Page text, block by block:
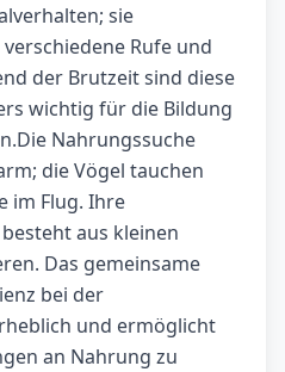
sie
Rufe und
der Brutzeit sind diese
wichtig für die Bildung
Nahrungssuche
die Vögel tauchen
im Flug. Ihre
aus kleinen
Das gemeinsame
bei der
und ermöglicht
an Nahrung zu